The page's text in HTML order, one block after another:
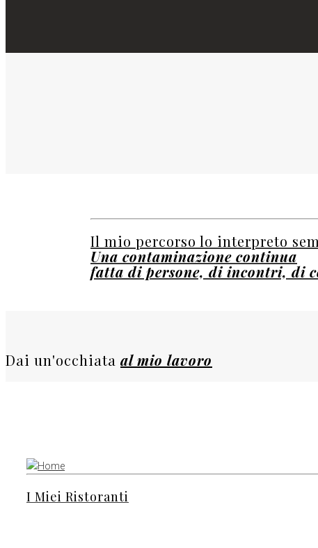
Il mio percorso lo interpreto
Una contaminazione continua
fatta di persone, di incontri, di
Dai un'occhiata al mio lavoro
I Miei Ristoranti